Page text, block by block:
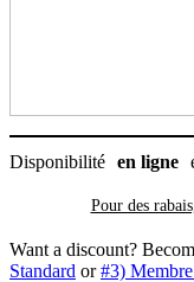
Disponibilité en ligne
Pour des
Want a discount?
Standard or#3)